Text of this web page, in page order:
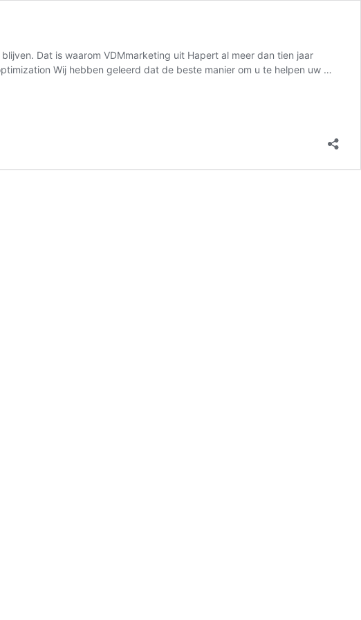
Dat is waarom VDMmarketing uit Hapert al meer dan tien jaar
Wij hebben geleerd dat de beste manier om u te helpen uw …